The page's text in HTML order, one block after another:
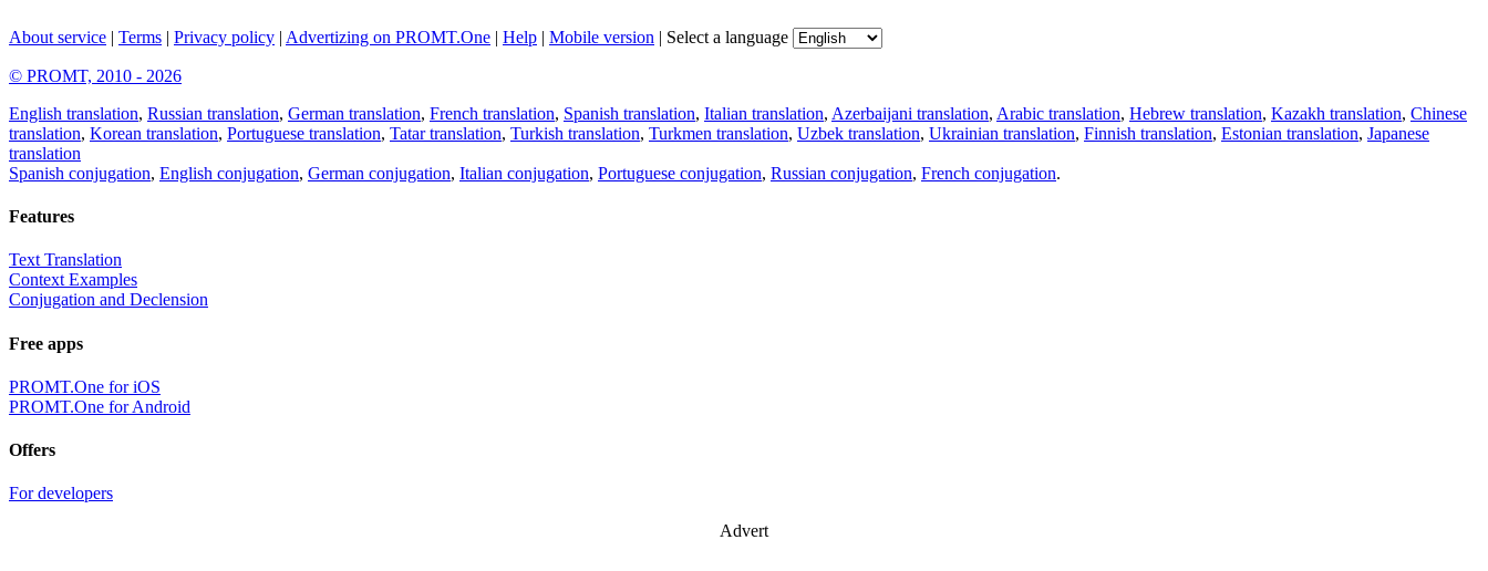
About service | Terms | Privacy policy | Advertizing on PROMT.One | Help | Mobile version | Select a language
© PROMT, 2010 - 2026
English translation, Russian translation, German translation, French translation, Spanish translation, Italian translation, Azerbaijani translation, Arabic translation, Hebrew translation, Kazakh translation, Chinese
translation, Korean translation, Portuguese translation, Tatar translation, Turkish translation, Turkmen translation, Uzbek translation, Ukrainian translation, Finnish translation, Estonian translation, Japanese
translation
Spanish conjugation, English conjugation, German conjugation, Italian conjugation, Portuguese conjugation, Russian conjugation, French conjugation.
Features
Text Translation
Context Examples
Conjugation and Declension
Free apps
PROMT.One for iOS
PROMT.One for Android
Offers
For developers
Advert